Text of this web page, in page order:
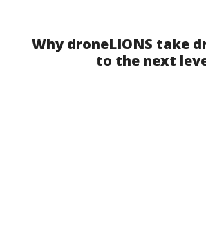
Why droneLIONS take
to the next